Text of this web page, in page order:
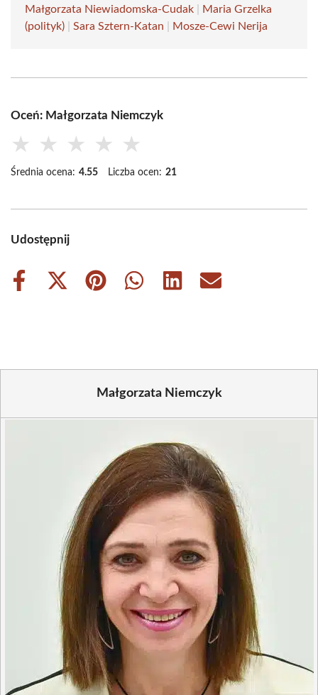
Małgorzata Niewiadomska-Cudak
Maria Grzelka
(polityk)
Sara Sztern-Katan Mosze-Cewi Nerija
Oceń: Małgorzata Niemczyk
★ ★ ★ ★ ★
Średnia ocena: 4.55 Liczba ocen: 21
Udostępnij
Share
Share
Share
Share
Share
Share
Małgorzata Niemczyk